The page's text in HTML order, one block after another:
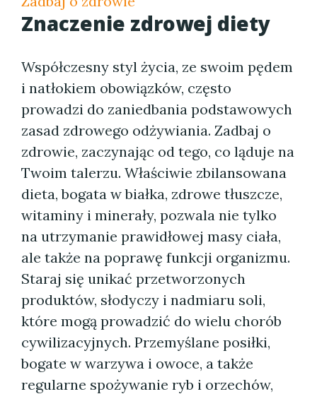
Znaczenie zdrowej diety
Współczesny styl życia, ze swoim pędem
i natłokiem obowiązków, często
prowadzi do zaniedbania podstawowych
zasad zdrowego odżywiania. Zadbaj o
zdrowie, zaczynając od tego, co ląduje na
Twoim talerzu. Właściwie zbilansowana
dieta, bogata w białka, zdrowe tłuszcze,
witaminy i minerały, pozwala nie tylko
na utrzymanie prawidłowej masy ciała,
ale także na poprawę funkcji organizmu.
Staraj się unikać przetworzonych
produktów, słodyczy i nadmiaru soli,
które mogą prowadzić do wielu chorób
cywilizacyjnych. Przemyślane posiłki,
bogate w warzywa i owoce, a także
regularne spożywanie ryb i orzechów,